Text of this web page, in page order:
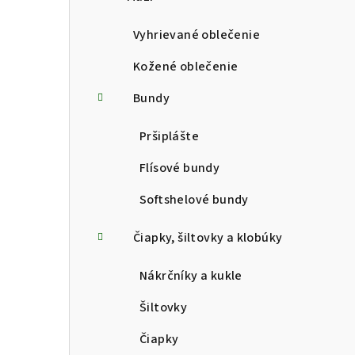
Vyhrievané oblečenie
Kožené oblečenie
Bundy
Pršiplášte
Flísové bundy
Softshelové bundy
Čiapky, šiltovky a klobúky
Nákrčníky a kukle
Šiltovky
Čiapky